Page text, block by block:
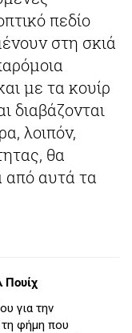
πεδίο
στη σκιά
με τα κουίρ
διαβάζονται
λοιπόν,
θα
από αυτά τα
Πουίχ
για την
τη φήμη που